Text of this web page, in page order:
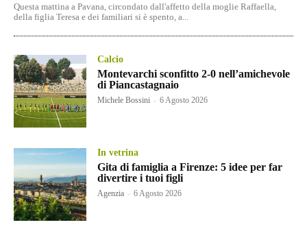
Questa mattina a Pavana, circondato dall'affetto della moglie Raffaella,
della figlia Teresa e dei familiari si è spento, a...
Calcio
Montevarchi sconfitto 2-0 nell’amichevole
di Piancastagnaio
Michele Bossini - 6 Agosto 2026
In vetrina
Gita di famiglia a Firenze: 5 idee per far
divertire i tuoi figli
Agenzia - 6 Agosto 2026